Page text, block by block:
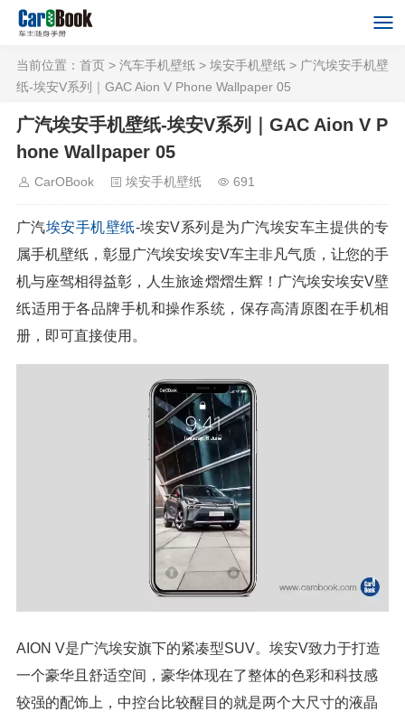
当前位置： 首页 > 汽车手机壁纸 > 埃安手机壁纸 > 广汽埃安手机壁
纸-埃安V系列｜GAC Aion V Phone Wallpaper 05
广汽埃安手机壁纸-埃安V系列｜GAC Aion V P
hone Wallpaper 05
CarOBook 埃安手机壁纸 691
广汽埃安手机壁纸-埃安V系列是为广汽埃安车主提供的专
属手机壁纸，彰显广汽埃安埃安V车主非凡气质，让您的手
机与座驾相得益彰，人生旅途熠熠生辉！广汽埃安埃安V壁
纸适用于各品牌手机和操作系统，保存高清原图在手机相
册，即可直接使用。
AION V是广汽埃安旗下的紧凑型SUV。埃安V致力于打造
一个豪华且舒适空间，豪华体现在了整体的色彩和科技感
较强的配饰上，中控台比较醒目的就是两个大尺寸的液晶